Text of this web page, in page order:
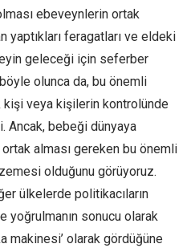
ebeveynlerin ortak
yaptıkları feragatları ve eldeki
geleceği için seferber
olunca da, bu önemli
kişi veya kişilerin kontrolünde
Ancak, bebeği dünyaya
alması gereken bu önemli
olduğunu görüyoruz.
ülkelerde politikacıların
sonucu olarak
makinesi’ olarak gördüğüne